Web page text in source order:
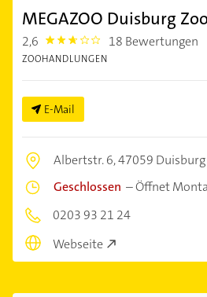
MEGAZOO Duisburg
2,6 2.6000001 18 Bewertungen
ZOOHANDLUNGEN
E-Mail
Albertstr. 6,47059 Duisburg
Geschlossen –Öffnet
0203 93 21 24
Webseite